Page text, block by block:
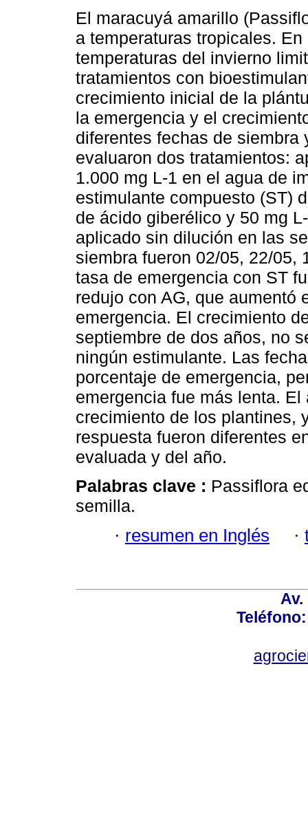
El maracuyá amarillo
a temperaturas tropicales.
temperaturas del invierno
tratamientos con
crecimiento inicial de la
la emergencia y el
diferentes fechas de
evaluaron dos tratamientos:
1.000 mg L-1 en el agua de
estimulante compuesto (ST)
de ácido giberélico y 50 mg
aplicado sin dilución en las
siembra fueron 02/05, 22/05,
tasa de emergencia con ST
redujo con AG, que aumentó
emergencia. El crecimiento
septiembre de dos años, no
ningún estimulante. Las
porcentaje de emergencia,
emergencia fue más lenta.
crecimiento de los plantines,
respuesta fueron diferentes
evaluada y del año.
Palabras clave : Passiflora
semilla.
· resumen en Inglés ·
Av.